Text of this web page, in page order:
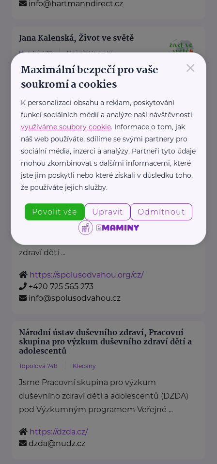
info@hartmanndirect.cz
Jana Kalenská, Život ve světě
Horská 439 Hořejší Vrchlabí
“S angličtinou životem bez limitů”
Jmenuji se Jana a jsem celým
svým srdcem máma dvou ...
https://www.zivotvesvete.cz/
+420 605 249 850
jana@zivotvesvete.cz
Nadační fond Spolu s odvahou
Nadační fond Spolu s odvahou
je nezisková organizace, jejímž
zdraví dětí ...
https://spolusodvahou.org/cz/
+420 725 565 273
info@spolusodvahou.cz
Národní ústav duševního zdraví, Pracovní
skupina pro výzkum duševního zdraví dětí a
adolescentů
Topolová 748 Klecany
Jsme Pracovní skupina pro výzkum
duševního zdraví dětí a adolescentů (DZDA)
pod Výzkumným programem Veřejné ...
https://dzda.cz/
dzda@nudz.cz
×
Maximální bezpečí pro vaše
soukromí a cookies
K personalizaci obsahu a reklam, poskytování
funkcí sociálních médií a analýze naší návštěvnosti
využíváme soubory cookie. Informace o tom, jak
náš web používáte, sdílíme se svými partnery pro
sociální média, inzerci a analýzy. Partneři tyto údaje
mohou zkombinovat s dalšími informacemi, které
jste jim poskytli nebo které získali v důsledku toho,
že používáte jejich služby.
Povolit vše Upravit Odmítnout